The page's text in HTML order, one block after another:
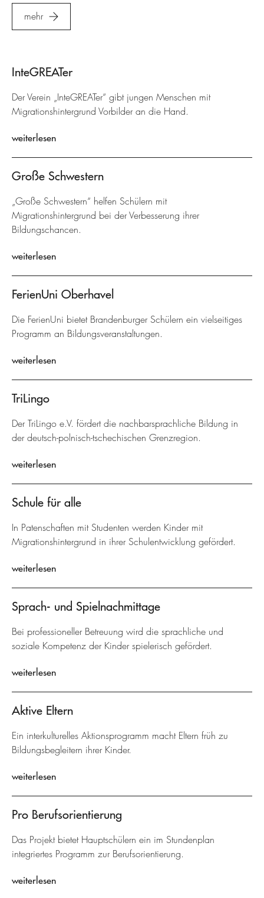
mehr
InteGREATer
Der Verein „InteGREATer“ gibt jungen Menschen mit
Migrationshintergrund Vorbilder an die Hand.
weiterlesen
Große Schwestern
„Große Schwestern“ helfen Schülern mit
Migrationshintergrund bei der Verbesserung ihrer
Bildungschancen.
weiterlesen
FerienUni Oberhavel
Die FerienUni bietet Brandenburger Schülern ein vielseitiges
Programm an Bildungsveranstaltungen.
weiterlesen
TriLingo
Der TriLingo e.V. fördert die nachbarsprachliche Bildung in
der deutsch-polnisch-tschechischen Grenzregion.
weiterlesen
Schule für alle
In Patenschaften mit Studenten werden Kinder mit
Migrationshintergrund in ihrer Schulentwicklung gefördert.
weiterlesen
Sprach- und Spielnachmittage
Bei professioneller Betreuung wird die sprachliche und
soziale Kompetenz der Kinder spielerisch gefördert.
weiterlesen
Aktive Eltern
Ein interkulturelles Aktionsprogramm macht Eltern früh zu
Bildungsbegleitern ihrer Kinder.
weiterlesen
Pro Berufsorientierung
Das Projekt bietet Hauptschülern ein im Stundenplan
integriertes Programm zur Berufsorientierung.
weiterlesen